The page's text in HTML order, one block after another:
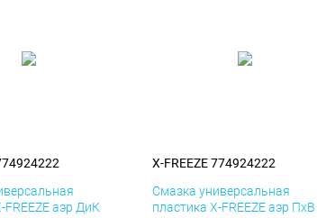
FREEZE аэр ДиК
X-FREEZE 774924222
Смазка универсальная
пластика X-FREEZE аэр ПхВ